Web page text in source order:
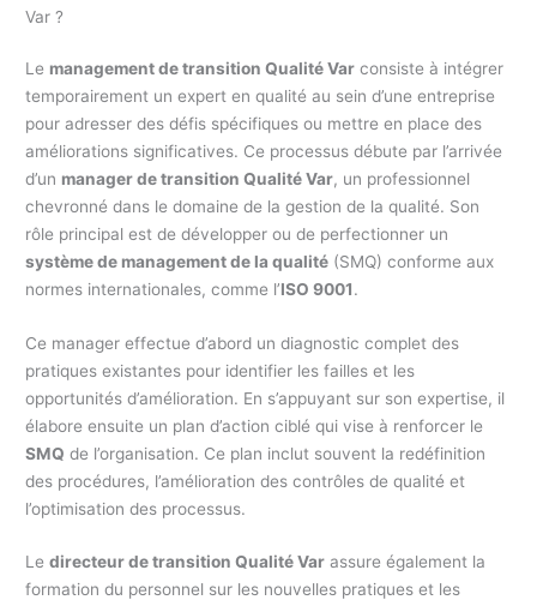
Var ?
Le management de transition Qualité Var consiste à intégrer
temporairement un expert en qualité au sein d’une entreprise
pour adresser des défis spécifiques ou mettre en place des
améliorations significatives. Ce processus débute par l’arrivée
d’un manager de transition Qualité Var, un professionnel
chevronné dans le domaine de la gestion de la qualité. Son
rôle principal est de développer ou de perfectionner un
système de management de la qualité (SMQ) conforme aux
normes internationales, comme l’ISO 9001.
Ce manager effectue d’abord un diagnostic complet des
pratiques existantes pour identifier les failles et les
opportunités d’amélioration. En s’appuyant sur son expertise, il
élabore ensuite un plan d’action ciblé qui vise à renforcer le
SMQ de l’organisation. Ce plan inclut souvent la redéfinition
des procédures, l’amélioration des contrôles de qualité et
l’optimisation des processus.
Ledirecteur de transition Qualité Var assure également la
formation du personnel sur les nouvelles pratiques et les